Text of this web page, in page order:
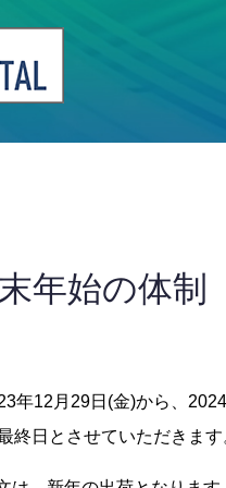
年始の体制
年12月29日(金)から、
終日とさせていただきます